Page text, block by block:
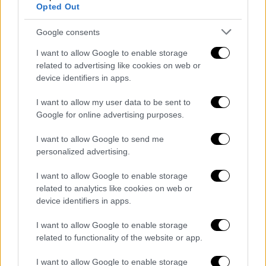
Opted Out
Google consents
I want to allow Google to enable storage
related to advertising like cookies on web or
device identifiers in apps.
I want to allow my user data to be sent to
Google for online advertising purposes.
I want to allow Google to send me
personalized advertising.
I want to allow Google to enable storage
related to analytics like cookies on web or
device identifiers in apps.
I want to allow Google to enable storage
related to functionality of the website or app.
I want to allow Google to enable storage
14:00
Θεσπρωτία, Δημαρχείο Παραμυθιάς,
10:00-14:00
Ικαρία, Κ.Υ Ευδήλου, 09:00-16:00
Ιωάννινα, Πλατεία Πύρρου, 09:00-17:00
Ιωάννινα, Περιφέρεια Ηπείρου, 09:00-
14:00
Καβάλα, Κ.Υ. Χρυσούπολης, 08:30-15:30
Καβάλα, Νομαρχείο Καβάλας, 09:00-15:00
Κάλυμνος, Κεντρικός Λιμένας, 09:00-
17:00
Λέρος, Δημοτικό Κτήριο ΔΟΝΑ, 09:00-
15:00
Καρδίτσας(Πλατεία Ελευθερίας), 08:00-
Καρδίτσα, Πλατεία Αγίας Παρασκευής,